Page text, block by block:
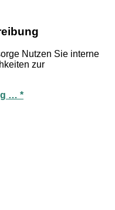
Nutzen Sie interne
zur
… *